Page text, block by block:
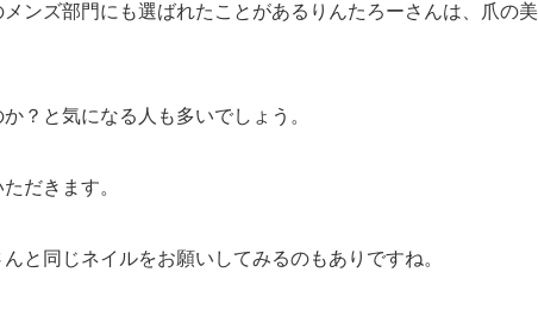
ンズ部門にも選ばれたことがあるりんたろーさんは、爪の美
？と気になる人も多いでしょう。
だきます。
と同じネイルをお願いしてみるのもありですね。